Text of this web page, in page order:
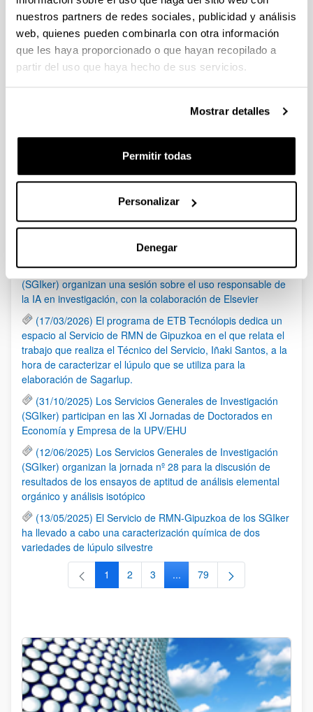
nuestros partners de redes sociales, publicidad y análisis
web, quienes pueden combinarla con otra información
que les haya proporcionado o que hayan recopilado a
partir del uso que haya hecho de sus servicios.
Mostrar detalles
Permitir todas
Personalizar
Denegar
Se ha publicado la propuesta de adjudicación.
Bioeconomía 2023 - Ayudas a proyectos de innovación en
bioeconomía
Páginas intermedias Use TAB para desplazarse.
Página
37 Página
38 Página
39
RSS
(21/05/2026) Los Servicios Generales de Investigación
(SGIker) organizan una sesión sobre el uso responsable de
la IA en investigación, con la colaboración de Elsevier
(17/03/2026) El programa de ETB Tecnólopis dedica un
espacio al Servicio de RMN de Gipuzkoa en el que relata el
trabajo que realiza el Técnico del Servicio, Iñaki Santos, a la
hora de caracterizar el lúpulo que se utiliza para la
elaboración de Sagarlup.
(31/10/2025) Los Servicios Generales de Investigación
(SGIker) participan en las XI Jornadas de Doctorados en
Economía y Empresa de la UPV/EHU
(12/06/2025) Los Servicios Generales de Investigación
(SGIker) organizan la jornada nº 28 para la discusión de
resultados de los ensayos de aptitud de análisis elemental
orgánico y análisis isotópico
(13/05/2025) El Servicio de RMN-Gipuzkoa de los SGIker
ha llevado a cabo una caracterización química de dos
variedades de lúpulo silvestre
Página
1 Página
2 Página
3 ...Páginas intermedias Use TAB
Página
79